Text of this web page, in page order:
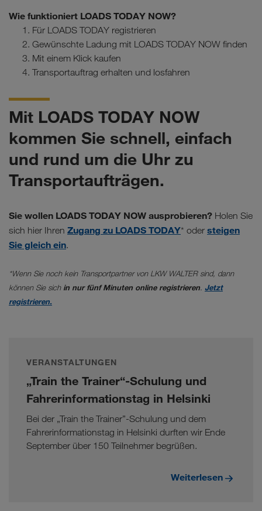
Wie funktioniert LOADS TODAY NOW?
Für LOADS TODAY registrieren
Gewünschte Ladung mit LOADS TODAY NOW finden
Mit einem Klick kaufen
Transportauftrag erhalten und losfahren
Mit LOADS TODAY NOW
kommen Sie schnell, einfach
und rund um die Uhr zu
Transportaufträgen.
Sie wollen LOADS TODAY NOW ausprobieren? Holen Sie
sich hier Ihren Zugang zu LOADS TODAY* oder steigen
Sie gleich ein.
*Wenn Sie noch kein Transportpartner von LKW WALTER sind, dann
können Sie sich in nur fünf Minuten online registrieren. Jetzt
registrieren.
VERANSTALTUNGEN
„Train the Trainer“-Schulung und
Fahrerinformationstag in Helsinki
Bei der „Train the Trainer”-Schulung und dem
Fahrerinformationstag in Helsinki durften wir Ende
September über 150 Teilnehmer begrüßen.
Weiterlesen